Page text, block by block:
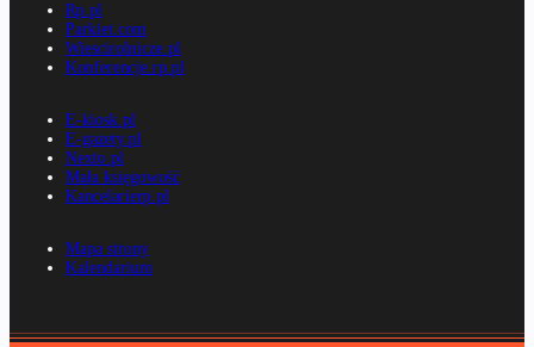
Rp.pl
Parkiet.com
Wiescirolnicze.pl
Konferencje.rp.pl
E-kiosk.pl
E-gazety.pl
Nexto.pl
Mała księgowość
Kancelarierp.pl
Mapa strony
Kalendarium